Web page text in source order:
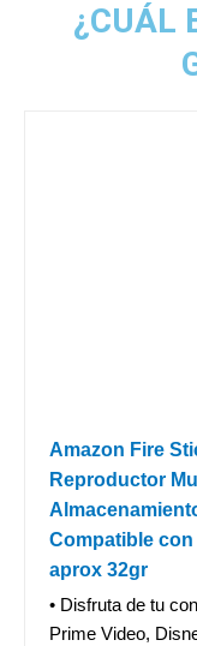
¿CUÁL
Amazon Fire
Reproductor
Compatible con
aprox 32gr
• Disfruta de tu
Prime Video,